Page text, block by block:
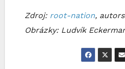
Zdroj: root-nation,
Obrázky: Ludvík